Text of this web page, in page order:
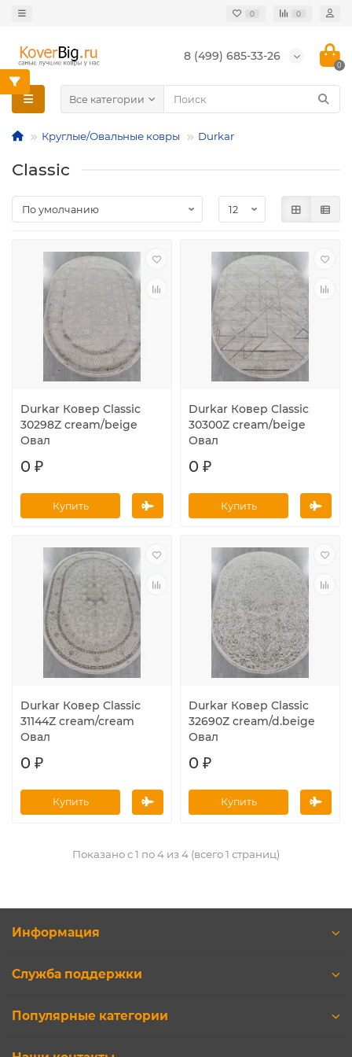
0 0
8 (499) 685-33-26
0
Все категории
Круглые/Овальные ковры Durkar
Classic
Durkar Ковер Classic
30298Z cream/beige
Овал
0 ₽
Купить
Durkar Ковер Classic
30300Z cream/beige
Овал
0 ₽
Купить
Durkar Ковер Classic
31144Z cream/cream
Овал
0 ₽
Купить
Durkar Ковер Classic
32690Z cream/d.beige
Овал
0 ₽
Купить
Показано с 1 по 4 из 4 (всего 1 страниц)
Информация
Служба поддержки
Популярные категории